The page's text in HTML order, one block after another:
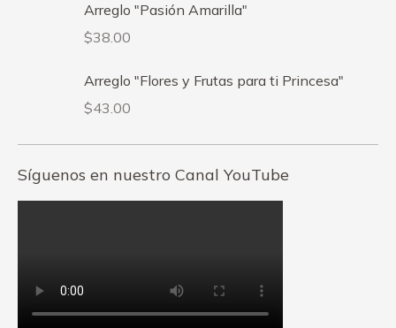
Arreglo "Pasión Amarilla"
$38.00
Arreglo "Flores y Frutas para ti Princesa"
$43.00
Síguenos en nuestro Canal YouTube